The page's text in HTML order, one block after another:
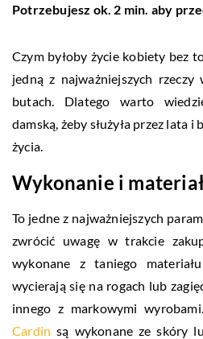
Potrzebujesz ok. 2 min. aby
Czym byłoby życie kobiety bez
jedną z najważniejszych
butach. Dlatego warto
damską, żeby służyła przez lata
życia.
Wykonanie i
To jedne z najważniejszych
zwrócić uwagę w trakcie
wykonane z taniego
wycierają się na rogach lub
innego z markowymi wyrobami.
Cardin są wykonane ze skóry